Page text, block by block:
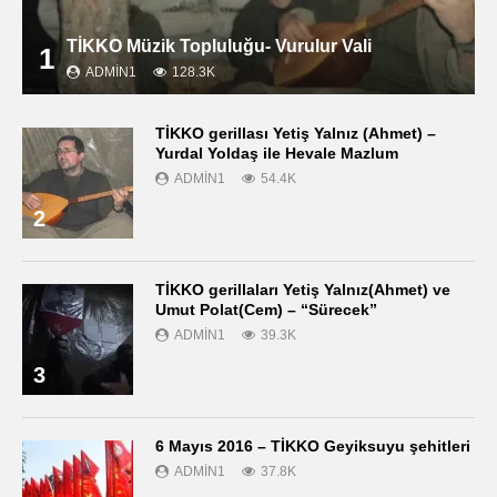
1 TİKKO Müzik Topluluğu- Vurulur Vali
ADMIN1 128.3K
2
TİKKO gerillası Yetiş Yalnız (Ahmet) –
Yurdal Yoldaş ile Hevale Mazlum
ADMIN1 54.4K
3
TİKKO gerillaları Yetiş Yalnız(Ahmet) ve
Umut Polat(Cem) – “Sürecek”
ADMIN1 39.3K
6 Mayıs 2016 – TİKKO Geyiksuyu şehitleri
ADMIN1 37.8K